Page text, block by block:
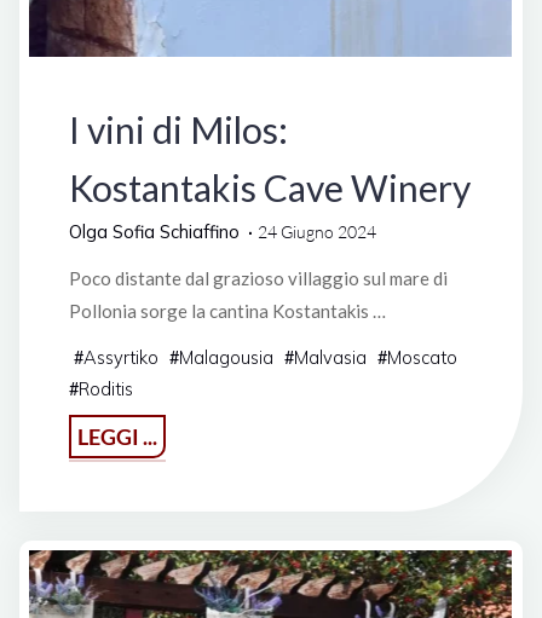
I vini di Milos:
Kostantakis Cave Winery
Olga Sofia Schiaffino 24 Giugno 2024
Poco distante dal grazioso villaggio sul mare di
Pollonia sorge la cantina Kostantakis …
#Assyrtiko #Malagousia #Malvasia #Moscato
#Roditis
LEGGI ...
vini
Kostantakis
Cave